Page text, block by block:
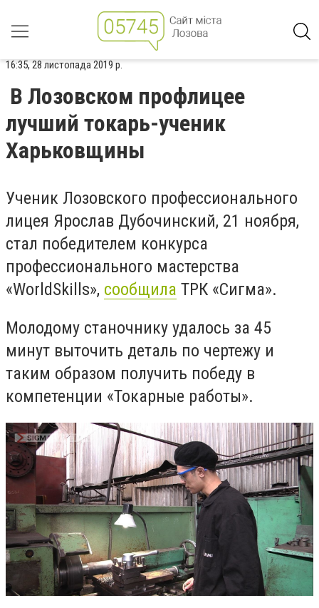
16:35, 28 листопада 2019 р.
В Лозовском профлицее
лучший токарь-ученик
Харьковщины
Ученик Лозовского профессионального
лицея Ярослав Дубочинский, 21 ноября,
стал победителем конкурса
профессионального мастерства
«WorldSkills», сообщила ТРК «Сигма».
Молодому станочнику удалось за 45
минут выточить деталь по чертежу и
таким образом получить победу в
компетенции «Токарные работы».